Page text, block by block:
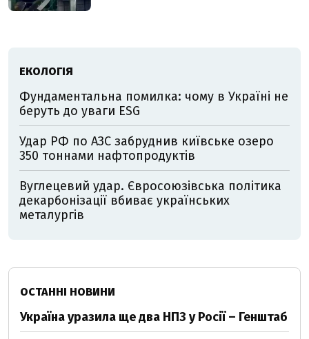
ЕКОЛОГІЯ
Фундаментальна помилка: чому в Україні не
беруть до уваги ESG
Удар РФ по АЗС забруднив київське озеро
350 тоннами нафтопродуктів
Вуглецевий удар. Євросоюзівська політика
декарбонізації вбиває українських
металургів
ОСТАННІ НОВИНИ
Україна уразила ще два НПЗ у Росії – Генштаб